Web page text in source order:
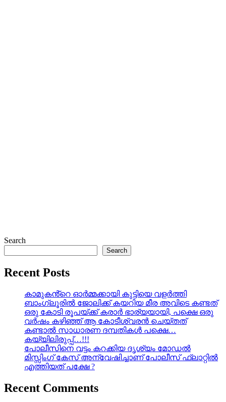
Search
Search
Recent Posts
കാമുകൻ്റെ ഓർമ്മക്കായി കുട്ടിയെ വളർത്തി
ബാംഗ്ലൂരിൽ ജോലിക്ക് കയറിയ മീര അവിടെ കണ്ടത്
ഒരു കോടി രൂപയ്ക്ക് കരാർ ഭാര്യയായി, പക്ഷെ ഒരു
വർഷം കഴിഞ്ഞ് ആ കോടീശ്വരൻ ചെയ്തത്
കണ്ടാൽ സാധാരണ ദമ്പതികൾ പക്ഷെ…
കയ്യിലിരുപ്പ്…!!!
പോലീസിനെ വട്ടം കറക്കിയ ദൃശ്യം മോഡല്‍
മിസ്സിംഗ് കേസ് അന്വേഷിച്ചാണ് പോലീസ് ഫ്ലാറ്റിൽ
എത്തിയത് പക്ഷേ ?
Recent Comments